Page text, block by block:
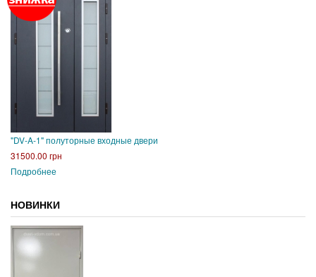
"DV-A-1" полуторные входные двери
31500.00 грн
Подробнее
НОВИНКИ